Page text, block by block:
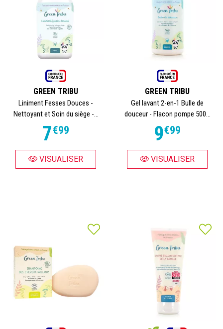
GREEN TRIBU
Liniment Fesses Douces -
Nettoyant et Soin du siège -...
7€99
VISUALISER
GREEN TRIBU
Gel lavant 2-en-1 Bulle de
douceur - Flacon pompe 500...
9€99
VISUALISER